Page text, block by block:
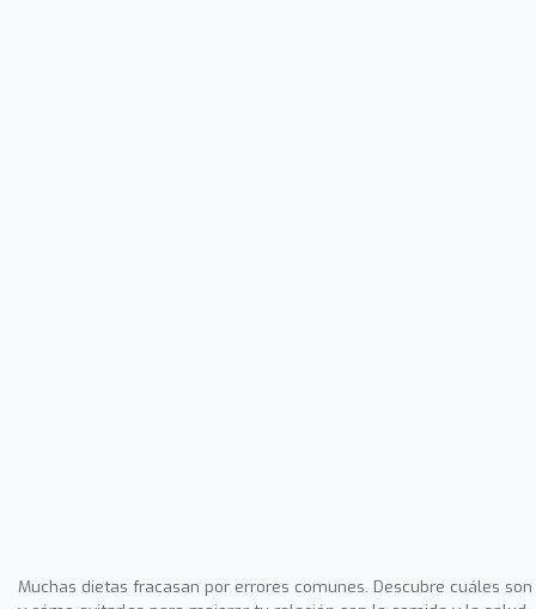
Muchas dietas fracasan por errores comunes. Descubre cuáles son